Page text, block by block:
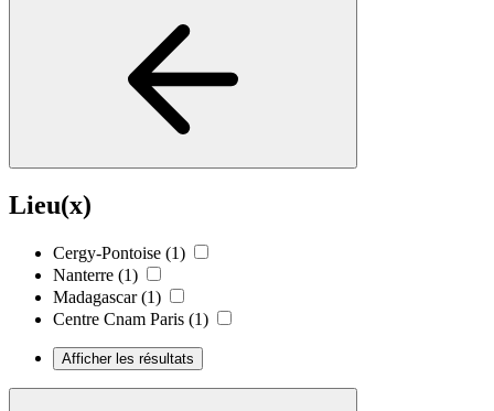
Lieu(x)
Cergy-Pontoise (1)
Nanterre (1)
Madagascar (1)
Centre Cnam Paris (1)
Afficher les résultats